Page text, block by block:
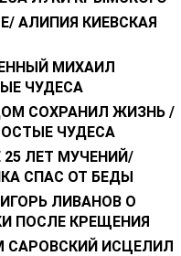
АЛИПИЯ КИЕВСКАЯ
МИХАИЛ
ЧУДЕСА
СОХРАНИЛ ЖИЗНЬ /
ЧУДЕСА
ЛЕТ МУЧЕНИЙ/
СПАС ОТ БЕДЫ
ЛИВАНОВ О
ПОСЛЕ КРЕЩЕНИЯ
САРОВСКИЙ ИСЦЕЛИЛ